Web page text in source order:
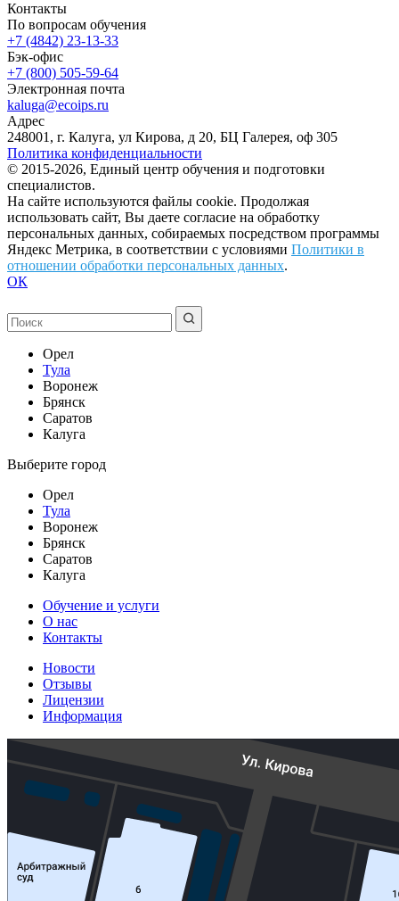
Контакты
По вопросам обучения
+7 (4842) 23-13-33
Бэк-офис
+7 (800) 505-59-64
Электронная почта
kaluga@ecoips.ru
Адрес
248001, г. Калуга, ул Кирова, д 20, БЦ Галерея, оф 305
Политика конфиденциальности
© 2015-2026, Единый центр обучения и подготовки
специалистов.
На сайте используются файлы cookie. Продолжая
использовать сайт, Вы даете согласие на обработку
персональных данных, собираемых посредством программы
Яндекс Метрика, в соответствии с условиями Политики в
отношении обработки персональных данных.
ОК
Орел
Тула
Воронеж
Брянск
Саратов
Калуга
Выберите город
Орел
Тула
Воронеж
Брянск
Саратов
Калуга
Обучение и услуги
О нас
Контакты
Новости
Отзывы
Лицензии
Информация